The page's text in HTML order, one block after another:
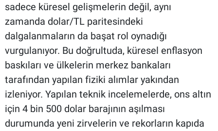
sadece küresel gelişmelerin değil, aynı
zamanda dolar/TL paritesindeki
dalgalanmaların da başat rol oynadığı
vurgulanıyor. Bu doğrultuda, küresel enflasyon
baskıları ve ülkelerin merkez bankaları
tarafından yapılan fiziki alımlar yakından
izleniyor. Yapılan teknik incelemelerde, ons altın
için 4 bin 500 dolar barajının aşılması
durumunda yeni zirvelerin ve rekorların kapıda